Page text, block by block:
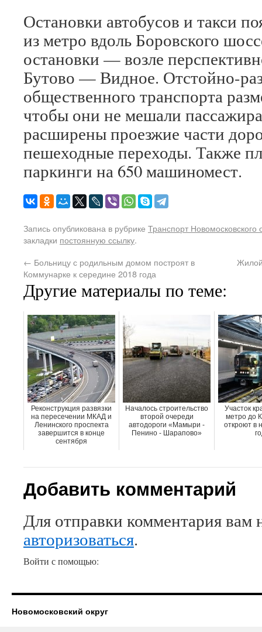
Остановки автобусов и такси
из метро вдоль Боровского
остановки — возле
Бутово — Видное. Отстойно-
общественного транспорта
чтобы они не мешали
расширены проезжие части
пешеходные переходы. Также
паркинги на 650 машиномест.
Запись опубликована в рубрике Транспорт Новомосковского
закладки постоянную ссылку.
← Больницу с родильным домом построят в
Коммунарке к середине 2018 года
Другие материалы по теме:
Реконструкция развязки
на пересечении МКАД и
Ленинского проспекта
завершится в конце
сентября
Началось строительство
второй очереди
автодороги «Мамыри -
Пенино - Шарапово»
Участок
метро до
откроют в
Добавить комментарий
Для отправки комментария вам
авторизоваться.
Войти с помощью:
Новомосковский округ